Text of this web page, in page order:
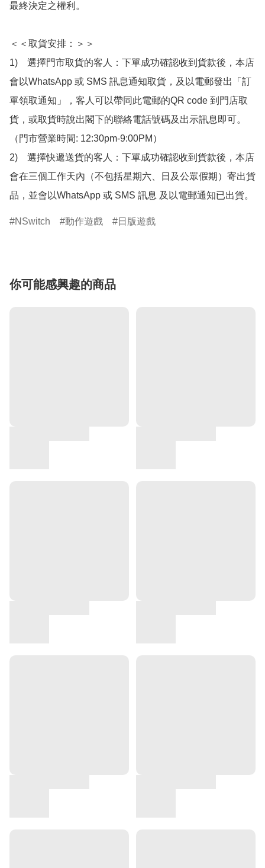
最終決定之權利。
＜＜取貨安排：＞＞
1)　選擇門市取貨的客人：下單成功確認收到貨款後，本店
會以WhatsApp 或 SMS 訊息通知取貨，及以電郵發出「訂
單領取通知」，客人可以帶同此電郵的QR code 到門店取
貨，或取貨時說出閣下的聯絡電話號碼及出示訊息即可。
（門市營業時間: 12:30pm-9:00PM）
2)　選擇快遞送貨的客人：下單成功確認收到貨款後，本店
會在三個工作天內（不包括星期六、日及公眾假期）寄出貨
品，並會以WhatsApp 或 SMS 訊息 及以電郵通知已出貨。
NSwitch 動作遊戲 日版遊戲
你可能感興趣的商品